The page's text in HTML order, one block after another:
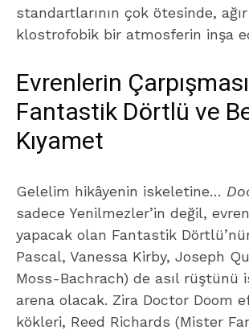
standartlarının çok ötesinde,
klostrofobik bir atmosferin inşa
Evrenlerin
Fantastik Dörtlü ve
Kıyamet
Gelelim hikâyenin iskeletine…
sadece Yenilmezler’in değil,
yapacak olan Fantastik
Pascal, Vanessa Kirby, Joseph
Moss-Bachrach) de asıl rüştünü
arena olacak. Zira Doctor Doom
kökleri, Reed Richards (Mister